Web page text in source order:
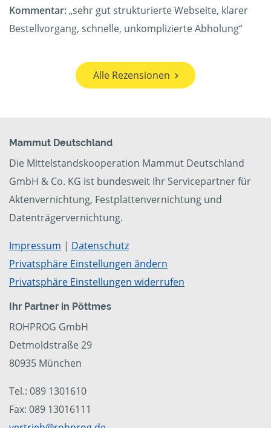
Kommentar:„sehr gut strukturierte Webseite, klarer
Bestellvorgang, schnelle, unkomplizierte Abholung“
Alle Rezensionen
Mammut Deutschland
Die Mittelstandskooperation Mammut Deutschland
GmbH & Co. KG ist bundesweit Ihr Servicepartner für
Aktenvernichtung, Festplattenvernichtung und
Datenträgervernichtung.
Impressum | Datenschutz
Privatsphäre Einstellungen ändern
Privatsphäre Einstellungen widerrufen
Ihr Partner in Pöttmes
ROHPROG GmbH
Detmoldstraße 29
80935 München
Tel.: 089 1301610
Fax: 089 13016111